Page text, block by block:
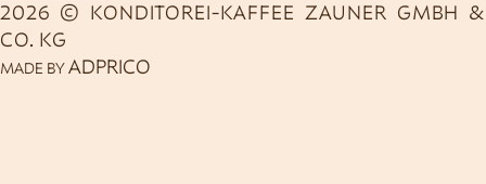
2026 © KONDITOREI-KAFFEE ZAUNER GMBH &
CO. KG
MADE BY ADPRICO